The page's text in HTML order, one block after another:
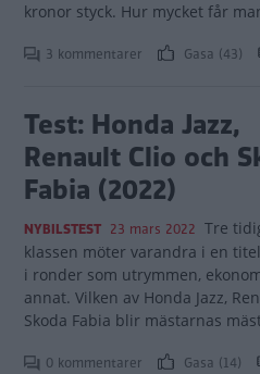
kronor styck. Hur mycket får
3 kommentarer Gasa (43)
Test: Honda Jazz,
Renault Clio och
Fabia (2022)
NYBILSTEST 23 mars 2022 Tre
klassen möter varandra i en
i ronder som utrymmen,
annat. Vilken av Honda Jazz,
Skoda Fabia blir mästarnas
0 kommentarer Gasa (14)